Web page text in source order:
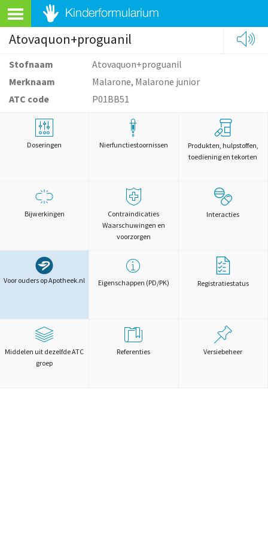
Atovaquon+proguanil
Stofnaam
Atovaquon+proguanil
Merknaam
Malarone, Malarone junior
ATC code
P01BB51
Doseringen Nierfunctiestoornissen
Produkten, hulpstoffen,
toediening en tekorten
Bijwerkingen
Contraindicaties
Waarschuwingen en
voorzorgen
Interacties
Voor ouders op Apotheek.nl Eigenschappen (PD/PK) Registratiestatus
Middelen uit dezelfde ATC
groep
Referenties Versiebeheer